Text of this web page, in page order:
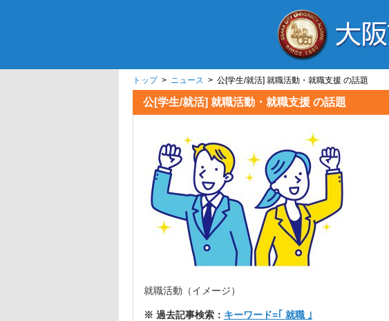
トップ> ニュース > 公[学生/就活] 就職活動・就職
公[学生/就活] 就職活動・就職支
就職活動（イメージ）
※ 過去記事検索： キーワード=｢ 就職 ｣